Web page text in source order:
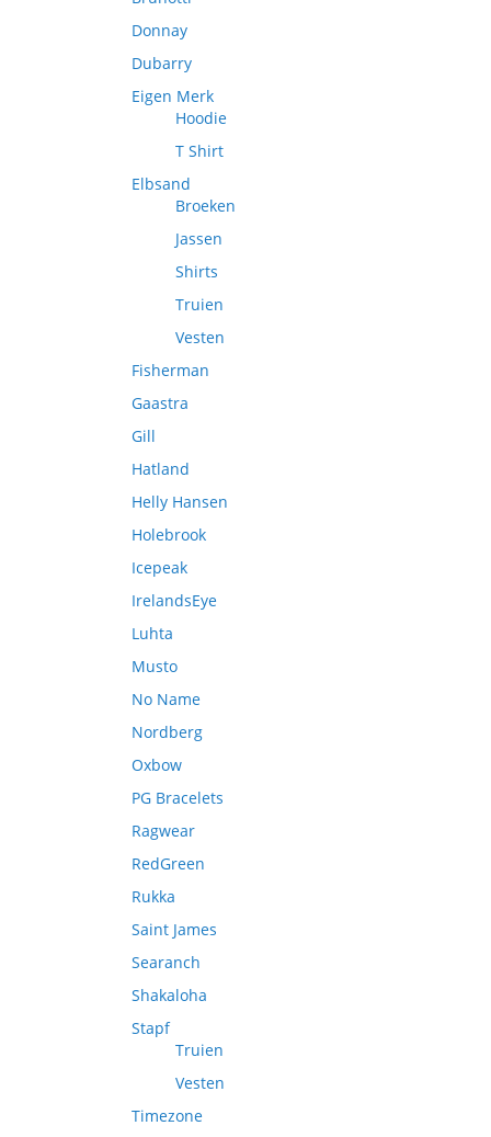
Donnay
Dubarry
Eigen Merk
Hoodie
T Shirt
Elbsand
Broeken
Jassen
Shirts
Truien
Vesten
Fisherman
Gaastra
Gill
Hatland
Helly Hansen
Holebrook
Icepeak
IrelandsEye
Luhta
Musto
No Name
Nordberg
Oxbow
PG Bracelets
Ragwear
RedGreen
Rukka
Saint James
Searanch
Shakaloha
Stapf
Truien
Vesten
Timezone